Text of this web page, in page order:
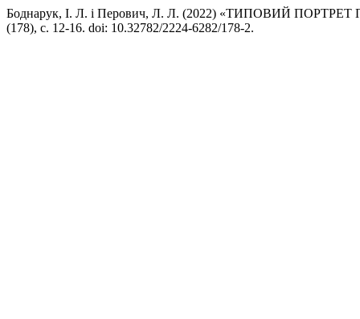
Боднарук, І. Л. і Перович, Л. Л. (2022) «ТИПОВИЙ
(178), с. 12-16. doi: 10.32782/2224-6282/178-2.